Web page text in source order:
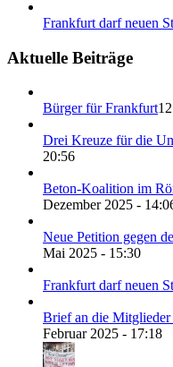
Frankfurt darf neuen
Aktuelle Beiträge
Bürger für Frankfurt
Drei Kreuze für die
20:56
Beton-Koalition im
Dezember 2025 -
Neue Petition gegen
Mai 2025 - 15:30
Frankfurt darf neuen
Brief an die Mitglieder
Februar 2025 - 17:18